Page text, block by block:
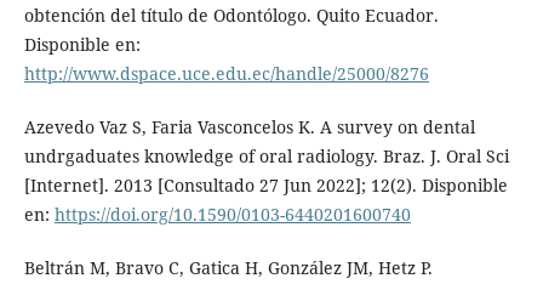
obtención del título de Odontólogo. Quito Ecuador.
Disponible en:
http://www.dspace.uce.edu.ec/handle/25000/8276
Azevedo Vaz S, Faria Vasconcelos K. A survey on dental
undrgaduates knowledge of oral radiology. Braz. J. Oral Sci
[Internet]. 2013 [Consultado 27 Jun 2022]; 12(2). Disponible
en: https://doi.org/10.1590/0103-6440201600740
Beltrán M, Bravo C, Gatica H, González JM, Hetz P.